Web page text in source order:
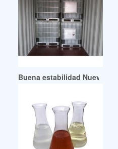
Buena estabilidad Nuevo